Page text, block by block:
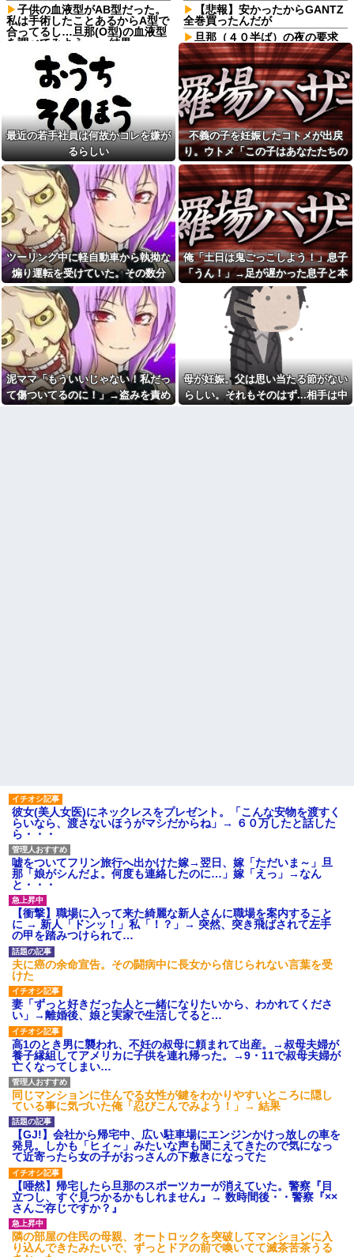
子供の血液型がAB型だった。
私は手術したことあるからA型で
合ってるし…旦那(O型)の血液型
を調べてみよう」→ 結果・・・
【悲報】 ヒコロヒー コンビニ
で割引おにぎりは〝絶対買わな
い〟理由で炎上ｗｗｗ
【画像】こんな感じのクルマ
で車中泊旅したいよな？？？
【画像】俺たちの姫本田望
結、久しぶりに画像を投稿した
結果→やっぱりワイらの姫だっ
たw w w w w w w w w w
寺田心、週6ジム通いで体重
62kg→82kgに 110kgのベンチ
プレス持ち上げる姿披露
ちいかわ作者さん、総額30億
超の大豪邸を建てるｗｗｗｗｗ
ｗｗｗｗｗｗｗｗｗｗｗｗｗｗ
【画像】居酒屋さん、6人で長
居して会計4939円しか使わない
客にお気持ち表明してしまう←
コレどっちが悪いん
や？？？？？？
マックの招待券を使おうとし
たら店員に番号を聞かれた。激
怒した僕は「どうしてくれんね
ん！！！無料券よこせ
や！！！！」と怒鳴って…
マンションの隣人「盗聴器が
見つかったの」私「まさかうち
も？」→業者に調査を依頼した
ら、犯人の正体まで見えてき
私「初めて飲む味だけどなん
のお茶？」彼「ちっ！」私「」
【GIF】JSのカンチョーワロ
タ
後続車にクラクションを鳴ら
され彼氏が逆切れ。「何クラク
ション鳴らしてんだ！降りてこ
いよ！」と怒鳴りだし...
【衝撃】報酬100万円超の治験
募集がこちらｗｗｗｗｗ(※画像
あり)
【ネット騒然】惨殺されたタ
ワマン頂き女子のこの動画、す
げえええええｗｗｗｗｗｗｗｗ
ｗｗｗ
【愕然】白のクラウン俺氏、
高速道路左車線を制限速度で走
った結果wwwwwwwwwwww
百年の恋12-899 食べた量を
張り合ってくる
【悲報】佐藤輝明・・・２軍
でも盛大にやらかす←あまり悲
しませないでくれ
【悲報】安かったからGANTZ
全巻買ったんだが
旦那（４０半ば）の夜の要求
に応えるのがしんどくなってき
て、そっちだけダメになってく
れたらと思ってジャンクフード
や甘菓子を食わせ続けた。→１
年半で予想外の結果に・・・
『ONE PIECE』【驚愕】元王
下七武海の「ミホーク」とんで
もない事が判明するｗｗｗｗ
「ミホーク」←これ…もしかし
て…
仕事終わりのコンビニでレジ
順番待ち中に老害ジジイが堂々
の横入り！「次の方どうぞ」の
案内を自分への合図と勘違いし
て割り込む身勝手な俺様思考に
イライラ・・・
自分のパートナーは浮気しな
い自信ある？
好きになってはいけない人を
好きになったんだが
帰省した私（29歳事務職）
「ハンバーグ食べたい」→オカ
ン「ハンバーグに唐揚げサラダ
と手作りコーンスープ添えた
で！」なぜ実家の母親は子供が
30歳になっても「高校生運動部
レベルのガッツリ飯」を作って
しまうのか？
ヘンタイがいたんだけど兄貴
じゃないよね
最近の若手社員は何故かコレを嫌が
るらしい
不義の子を妊娠したコトメが出戻
り。ウトメ「この子はあなたたちの
子として育てて」旦那「ありがと
う」私「勝手に決めないで！」→修
羅場になり…
ツーリング中に軽自動車から執拗な
煽り運転を受けていた。その数分
後、思わぬ結末を目撃することにな
り…
俺「土日は鬼ごっこしよう！」息子
「うん！」→足が遅かった息子と本
気で遊び続けた10年後…
泥ママ「もういいじゃない！私だっ
て傷ついてるのに！」→盗みを責め
母が妊娠。父は思い当たる節がない
らしい。それもそのはず...相手は中
彼女(美人女医)にネックレスをプレゼント。「こんな安物を渡すく
らいなら、渡さないほうがマシだからね」→ ６０万したと話した
ら・・・
嘘をついてフリン旅行へ出かけた嫁→翌日、嫁「ただいま～」旦
那「娘がシんだよ。何度も連絡したのに…」嫁「えっ」→なん
と・・・
【衝撃】職場に入って来た綺麗な新人さんに職場を案内すること
に → 新人「ドンッ！」私「！？」→ 突然、突き飛ばされて左手
の甲を踏みつけられて…
夫に癌の余命宣告。その闘病中に長女から信じられない言葉を受
けた
妻「ずっと好きだった人と一緒になりたいから、わかれてくださ
い」→離婚後、娘と実家で生活してると…
高1のとき男に襲われ、不妊の叔母に頼まれて出産。→叔母夫婦が
養子縁組してアメリカに子供を連れ帰った。→9・11で叔母夫婦が
亡くなってしまい…
同じマンションに住んでる女性が鍵をわかりやすいところに隠し
ている事に気づいた俺「忍びこんでみよう！」→ 結果
【GJ!】会社から帰宅中、広い駐車場にエンジンかけっ放しの車を
発見。しかも「ヒィ～」みたいな声も聞こえてきたので気になっ
て近寄ったら女の子がおっさんの下敷きになってた
【唖然】帰宅したら旦那のスポーツカーが消えていた。警察『目
立つし、すぐ見つかるかもしれません』→ 数時間後・・警察『××
さんご存じですか？』
隣の部屋の住民の母親、オートロックを突破してマンションに入
り込んできたみたいで、ずっとドアの前で喚いてて滅茶苦茶うる